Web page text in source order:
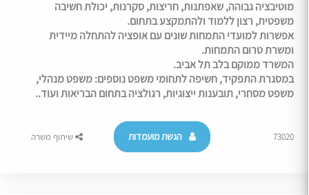
מוטיבציה גבוהה, שאפתנות, חריצות, סקרנות, יכולת חשיבה
משפטית, רצון ללמוד ולהתמקצע בתחום.
אפשרות למועדי התמחות שונים עם אופציה להתחלה מיידית
ומשרת טרום התמחות.
המשרד ממוקם בלב תל אביב.
במסגרת התפקיד, חשיפה לתחומי משפט נוספים: משפט מנהלי,
משפט מסחרי, תובענות ייצוגיות, רגולציה בתחום הבריאות ועוד..
73020 הגשת מועמדות שיתוף משרה